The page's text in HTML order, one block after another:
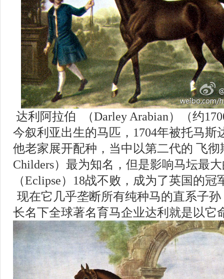
达利阿拉伯 （Darley Arabian）（约
今叙利亚出生的马匹， 1704年被托马斯
他老家展开配种，当中以第二代的 飞彻
Childers）最为知名，但是影响马坛最
（Eclipse） 18战不败，成为了英国的冠
现在它几乎垄断所有纯种马的直系子孙
长名下全球著名育马企业达利就是以它